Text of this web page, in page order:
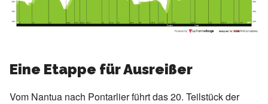
Eine Etappe für Ausreißer
Vom Nantua nach Pontarlier führt das 20. Teilstück der